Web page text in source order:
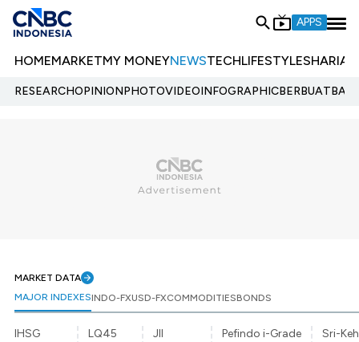
APPS
HOMEMARKETMY MONEYNEWSTECHLIFESTYLESHARIA
RESEARCHOPINIONPHOTOVIDEOINFOGRAPHIC
MARKET DATA
MAJOR INDEXESINDO-FXUSD-FXCOMMODITIESBONDS
IHSG
LQ45
JII
Pefindo i-Grade
Sri-